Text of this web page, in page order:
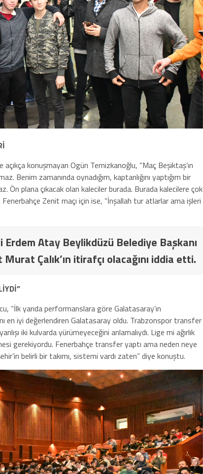
konuşmayan Ogün Temizkanoğlu, “Maç Beşiktaş’ın
Benim zamanında oynadığım, kaptanlığını yaptığım bir
Ön plana çıkacak olan kaleciler burada. Burada kalecilere çok
Zenit maçı için ise, “İnşallah tur atlarlar ama işleri
Erdem Atay Beylikdüzü Belediye Başkanı
Çalık’ın itirafçı olacağını iddia etti.
“İlk yarıda performanslara göre Galatasaray’ın
en iyi değerlendiren Galatasaray oldu. Trabzonspor transfer
iki kulvarda yürümeyeceğini anlamalıydı. Lige mi ağırlık
gerekiyordu. Fenerbahçe transfer yaptı ama neden neye
belirli bir takımı, sistemi vardı zaten” diye konuştu.